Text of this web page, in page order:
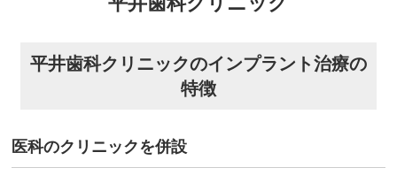
平井歯科クリニックのインプラント治療の
特徴
医科のクリニックを併設